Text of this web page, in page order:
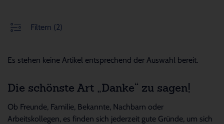
Filtern (2)
Es stehen keine Artikel entsprechend der Auswahl bereit.
Die schönste Art „Danke“ zu sagen!
Ob Freunde, Familie, Bekannte, Nachbarn oder
Arbeitskollegen, es finden sich jederzeit gute Gründe, um sich